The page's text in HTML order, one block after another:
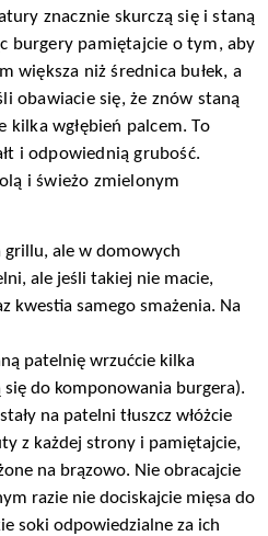
znacznie skurczą się i staną
burgery pamiętajcie o tym, aby
większa niż średnica bułek, a
obawiacie się, że znów staną
kilka wgłębień palcem. To
i odpowiednią grubość.
i świeżo zmielonym
grillu, ale w domowych
ale jeśli takiej nie macie,
kwestia samego smażenia. Na
patelnię wrzućcie kilka
do komponowania burgera).
na patelni tłuszcz włóżcie
z każdej strony i pamiętajcie,
na brązowo. Nie obracajcie
razie nie dociskajcie mięsa do
soki odpowiedzialne za ich